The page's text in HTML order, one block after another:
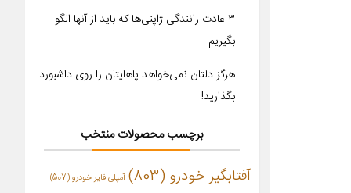
۳ عادت رانندگی ژاپنی‌ها که باید از آنها الگو
بگیریم
هرگز دلتان نمی‌خواهد پاهایتان را روی داشبورد
بگذارید!
برچسب محصولات منتخب
آفتابگیر خودرو (803) آمپلی فایر خودرو(507)